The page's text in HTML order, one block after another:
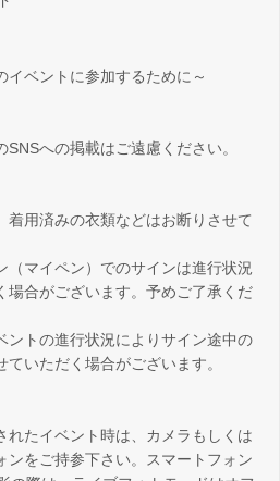
イベントに参加するために～
SNSへの掲載はご遠慮ください。
着用済みの衣類などはお断りさせて
（マイペン）でのサインは進行状況
場合がございます。予めご了承くだ
ントの進行状況によりサイン途中の
いただく場合がございます。
れたイベント時は、カメラもしくは
ンをご持参下さい。スマートフォン